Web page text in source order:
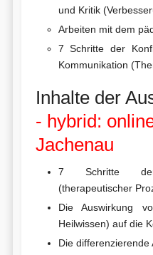
und Kritik
Arbeiten mit dem
7 Schritte der
Kommunikation
Inhalte der
- hybrid:
Jachenau
7 Schritte der
(therapeutischer
Die Auswirkung
Heilwissen) auf die
Die differenzierende